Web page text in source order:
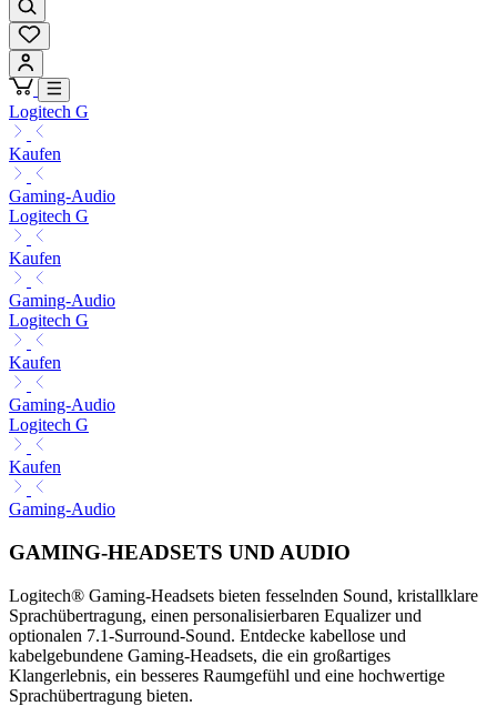
Logitech G
Kaufen
Gaming-Audio
Logitech G
Kaufen
Gaming-Audio
Logitech G
Kaufen
Gaming-Audio
Logitech G
Kaufen
Gaming-Audio
GAMING-HEADSETS UND AUDIO
Logitech® Gaming-Headsets bieten fesselnden Sound, kristallklare
Sprachübertragung, einen personalisierbaren Equalizer und
optionalen 7.1-Surround-Sound. Entdecke kabellose und
kabelgebundene Gaming-Headsets, die ein großartiges
Klangerlebnis, ein besseres Raumgefühl und eine hochwertige
Sprachübertragung bieten.